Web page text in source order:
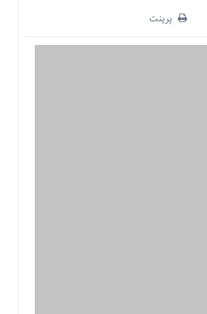
پرینت